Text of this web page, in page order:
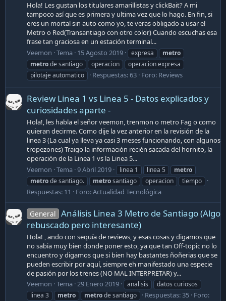
Hola! Les gustan los titulares amarillistas y clickBait? A mi
tampoco así que es primera y ultima vez que lo hago. En fin, si
eres un mortal sin auto como yo, te veras obligado a usar el
Metro o Red(Transantiago con otro color) Cuando escuchas esa
frase tan graciosa en un estación terminal...
Veemon Tema 15 Agosto 2019 expresa
metro
metrode santiago operacion
operacion expresa
pilotaje automatico
Respuestas: 63 Foro: Reviews
Review Linea 1 vs Linea 5 - Datos explicados y
curiosidades aparte -
Hola!, les habla el señor veemon, trenmon o metro Fag o como
quieran decirme. Como dije la vez anterior en la revisión de la
linea 3 (La cual ya lleva ya casi 3 meses funcionando, con algunos
tropezones) Traigo la información recién sacada del hornito, la
operación de la Linea 1 vs la Linea 5...
Veemon Tema 9 Abril 2019 linea 1 linea 5
metro
metrode santiago. metrosantiago operacion tiempo
Respuestas: 11 Foro:Actualidad Tecnológica
General Análisis Linea 3 Metro de Santiago (Algo
rebuscado pero interesante)
Hola! , ando con sequía de reviews, y esas cosas y digamos que
no sabia muy bien donde poner esto, ya que tan Off-topic no lo
encuentro y digamos que si bien hay bastantes ñoñerias que se
pueden escribir por aquí, siempre eh manifestado una especie
de pasión por los trenes (NO MAL INTERPRETAR) y...
Veemon Tema 29 Enero 2019 analisis
datos curiosos
linea 3
metro metrode santiago Respuestas: 35 Foro: